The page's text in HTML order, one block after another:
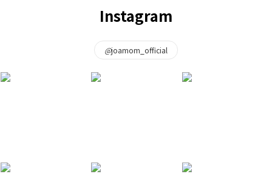
Instagram
@joamom_official